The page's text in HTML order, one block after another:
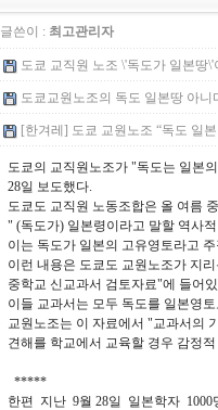
글쓴이 : 최고관리자
도쿄 교직원 노조 \'독도가 일본땅
도쿄교원노조의 독도 일본땅 아
[한겨레] 도쿄 교원노조 “독도 일
도쿄의 교직원노조가 "독도는 일본
28일 보도했다.
도쿄도 교직원 노동조합은 올 여름
" (독도가) 일본령이라고 말할 역사
이는 독도가 일본의 고유영토라고
이런 내용은 도쿄도 교원노조가 지
중학교 신교과서 검토자료"에 들어
이들 교과서는 모두 독도를 일본영
교원노조는 이 자료에서 "교과서의
견해를 학교에서 교육할 경우 감정
*****
한편 지난 9월 28일 일본학자